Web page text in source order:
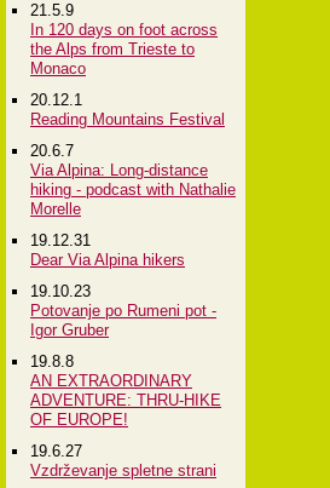
21.5.9
In 120 days on foot across
the Alps from Trieste to
Monaco
20.12.1
Reading Mountains Festival
20.6.7
Via Alpina: Long-distance
hiking - podcast with Nathalie
Morelle
19.12.31
Dear Via Alpina hikers
19.10.23
Potovanje po Rumeni pot -
Igor Gruber
19.8.8
AN EXTRAORDINARY
ADVENTURE: THRU-HIKE
OF EUROPE!
19.6.27
Vzdrževanje spletne strani